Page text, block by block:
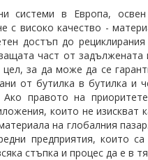
системи в Европа,
с високо качество -
достъп до
част от задължената
за да може да се
от бутилка в бутилка
Ако правото на
които не изискват
на глобалния
предприятия, които
стъпка и процес да е в